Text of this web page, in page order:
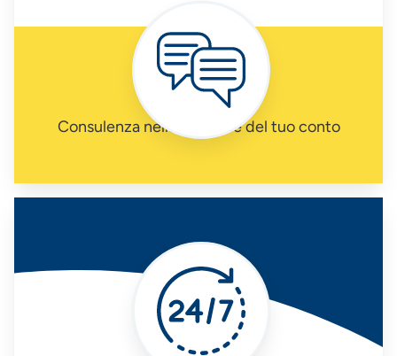
Consulenza nella gestione del tuo conto